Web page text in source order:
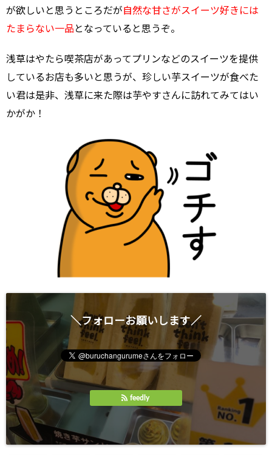
が欲しいと思うところだが 自然な甘さがスイーツ好きには
たまらない一品 となっていると思うぞ。
浅草はやたら喫茶店があってプリンなどのスイーツを提供
しているお店も多いと思うが、珍しい芋スイーツが食べた
い君は是非、浅草に来た際は芋やすさんに訪れてみてはい
かがか！
＼フォローお願いします／
feedly